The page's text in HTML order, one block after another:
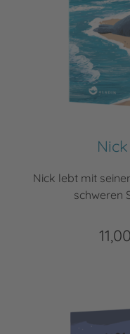
Nick lebt mit
schweren